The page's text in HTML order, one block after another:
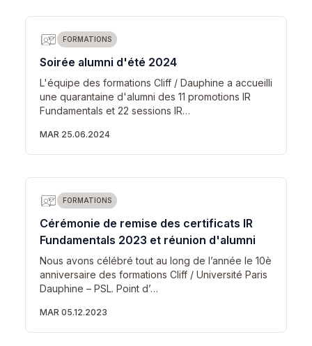
FORMATIONS
Soirée alumni d'été 2024
L'équipe des formations Cliff / Dauphine a accueilli
une quarantaine d'alumni des 11 promotions IR
Fundamentals et 22 sessions IR…
MAR 25.06.2024
FORMATIONS
Cérémonie de remise des certificats IR
Fundamentals 2023 et réunion d'alumni
Nous avons célébré tout au long de l’année le 10è
anniversaire des formations Cliff / Université Paris
Dauphine – PSL. Point d’…
MAR 05.12.2023